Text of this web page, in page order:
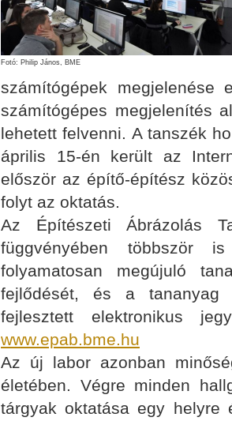
Fotó: Philip János, BME
számítógépek megjelenése
számítógépes megjelenítés
lehetett felvenni. A tanszék
április 15-én került az
először az építő-építész
folyt az oktatás.
Az Építészeti Ábrázolás
függvényében többször
folyamatosan megújuló
fejlődését, és a tananyag
fejlesztett elektronikus
www.epab.bme.hu
Az új labor azonban
életében. Végre minden
tárgyak oktatása egy